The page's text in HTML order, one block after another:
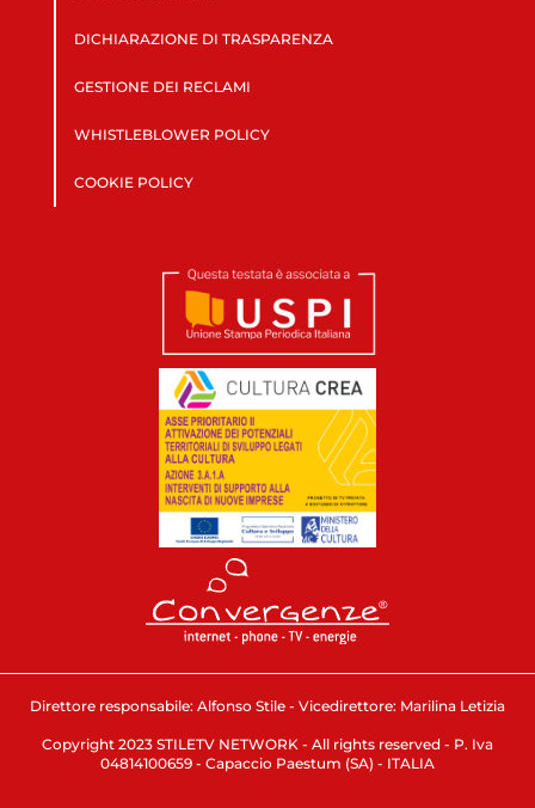
DICHIARAZIONE DI TRASPARENZA
GESTIONE DEI RECLAMI
WHISTLEBLOWER POLICY
COOKIE POLICY
Direttore responsabile: Alfonso Stile - Vicedirettore: Marilina Letizia
Copyright 2023 STILETV NETWORK - All rights reserved - P. Iva
04814100659 - Capaccio Paestum (SA) - ITALIA